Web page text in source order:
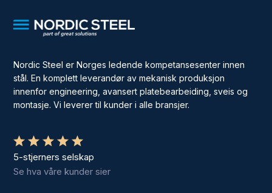
Nordic Steel er Norges ledende kompetansesenter innen
stål. En komplett leverandør av mekanisk produksjon
innenfor engineering, avansert platebearbeiding, sveis og
montasje. Vi leverer til kunder i alle bransjer.
5-stjerners selskap
Se hva våre kunder sier